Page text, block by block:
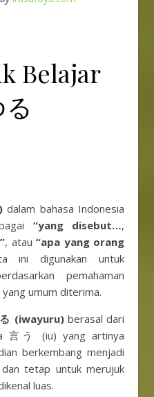
Belajar
dalam bahasa Indonesia
“yang disebut…,
, atau “apa yang orang
ini digunakan untuk
pemahaman
umum diterima.
(iwayuru)berasal dari
言う (iu) yang artinya
berkembang menjadi
tetap untuk merujuk
luas.